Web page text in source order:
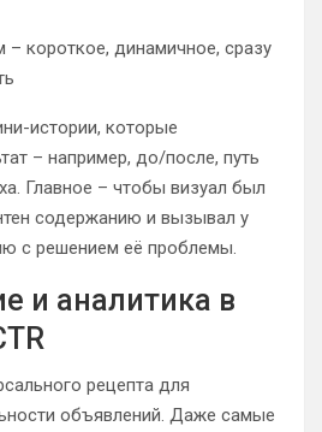
– короткое, динамичное, сразу
истории, которые
– например, до/после, путь
Главное – чтобы визуал был
содержанию и вызывал у
с решением её проблемы.
и аналитика в
рецепта для
объявлений. Даже самые